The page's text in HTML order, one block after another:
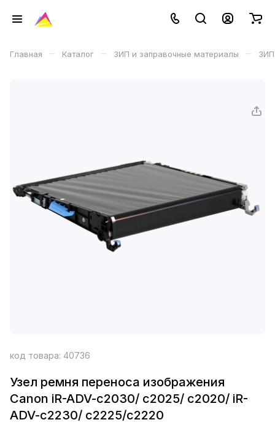
Главная – Каталог – ЗИП и заправочные материалы – ЗИП
код товара: 40736
Узел ремня переноса изображения
Canon iR-ADV-c2030/ c2025/ c2020/ iR-
ADV-c2230/ c2225/c2220